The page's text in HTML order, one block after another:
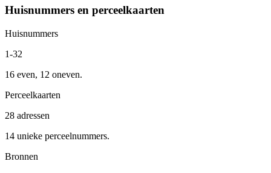
Huisnummers en perceelkaarten
Huisnummers
1-32
16 even, 12 oneven.
Perceelkaarten
28 adressen
14 unieke perceelnummers.
Bronnen